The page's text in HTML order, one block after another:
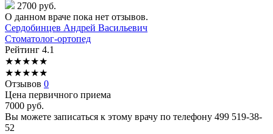
2700 руб.
О данном враче пока нет отзывов.
Сердобинцев Андрей Васильевич
Стоматолог-ортопед
Рейтинг 4.1
★★★★★
★★★★★
Отзывов 0
Цена первичного приема
7000 руб.
Вы можете записаться к этому врачу по телефону 499 519-38-
52